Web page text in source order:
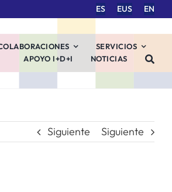
ES EUS EN
SERVICIOS
APOYO I+D+I
NOTICIAS
Siguiente Siguiente